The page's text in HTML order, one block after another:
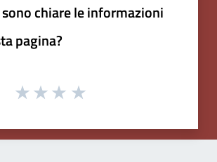
chiare le informazioni
pagina?